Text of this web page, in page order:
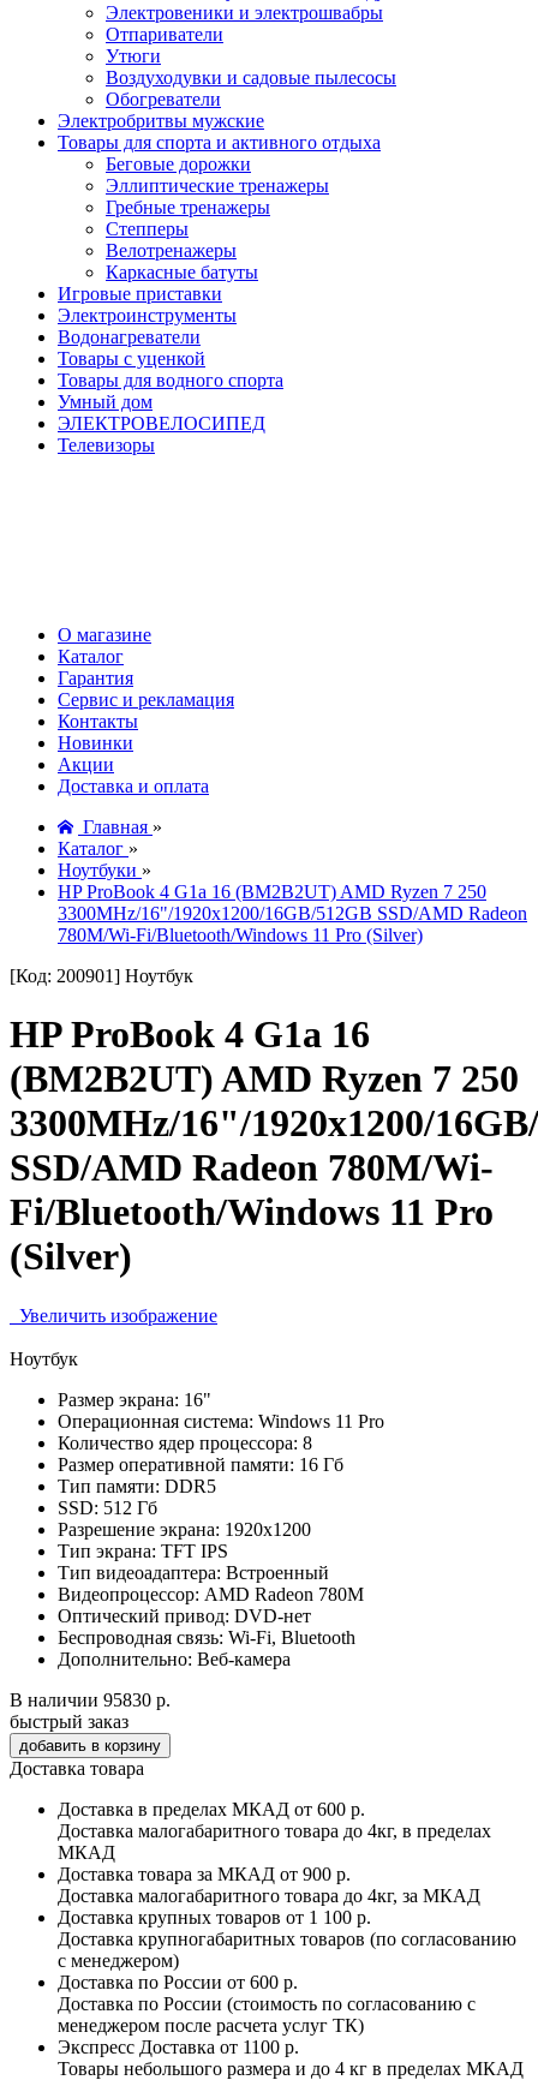
Электровеники и электрошвабры
Отпариватели
Утюги
Воздуходувки и садовые пылесосы
Обогреватели
Электробритвы мужские
Товары для спорта и активного отдыха
Беговые дорожки
Эллиптические тренажеры
Гребные тренажеры
Степперы
Велотренажеры
Каркасные батуты
Игровые приставки
Электроинструменты
Водонагреватели
Товары с уценкой
Товары для водного спорта
Умный дом
ЭЛЕКТРОВЕЛОСИПЕД
Телевизоры
О магазине
Каталог
Гарантия
Сервис и рекламация
Контакты
Новинки
Акции
Доставка и оплата
Главная »
Каталог »
Ноутбуки »
HP ProBook 4 G1a 16 (BM2B2UT) AMD Ryzen 7 250
3300MHz/16"/1920x1200/16GB/512GB SSD/AMD Radeon
780M/Wi-Fi/Bluetooth/Windows 11 Pro (Silver)
[Код: 200901] Ноутбук
HP ProBook 4 G1a 16
(BM2B2UT) AMD Ryzen 7 250
3300MHz/16"/1920x1200/
SSD/AMD Radeon 780M/Wi-
Fi/Bluetooth/Windows 11 Pro
(Silver)
Увеличить изображение
Ноутбук
Размер экрана: 16"
Операционная система: Windows 11 Pro
Количество ядер процессора: 8
Размер оперативной памяти: 16 Гб
Тип памяти: DDR5
SSD: 512 Гб
Разрешение экрана: 1920x1200
Тип экрана: TFT IPS
Тип видеоадаптера: Встроенный
Видеопроцессор: AMD Radeon 780M
Оптический привод: DVD-нет
Беспроводная связь: Wi-Fi, Bluetooth
Дополнительно: Веб-камера
В наличии 95830 р.
быстрый заказ
Доставка товара
Доставка в пределах МКАД от 600 р.
Доставка малогабаритного товара до 4кг, в пределах
МКАД
Доставка товара за МКАД от 900 р.
Доставка малогабаритного товара до 4кг, за МКАД
Доставка крупных товаров от 1 100 р.
Доставка крупногабаритных товаров (по согласованию
с менеджером)
Доставка по России от 600 р.
Доставка по России (стоимость по согласованию с
менеджером после расчета услуг ТК)
Экспресс Доставка от 1100 р.
Товары небольшого размера и до 4 кг в пределах МКАД